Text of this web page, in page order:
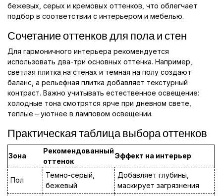
бежевых, серых и кремовых оттенков, что облегчает
подбор в соответствии с интерьером и мебелью.
Сочетание оттенков для пола и стен
Для гармоничного интерьера рекомендуется
использовать два-три основных оттенка. Например,
светлая плитка на стенах и темная на полу создают
баланс, а рельефная плитка добавляет текстурный
контраст. Важно учитывать естественное освещение:
холодные тона смотрятся ярче при дневном свете,
теплые – уютнее в ламповом освещении.
Практическая таблица выбора оттенков
Зона
Рекомендованный
оттенок
Эффект на интерьер
Пол
Темно-серый,
бежевый
Добавляет глубины,
маскирует загрязнения